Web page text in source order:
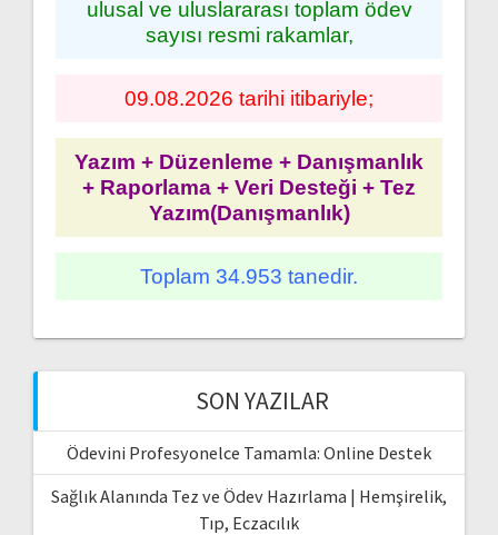
ulusal ve uluslararası toplam ödev
sayısı resmi rakamlar,
09.08.2026 tarihi itibariyle;
Yazım + Düzenleme + Danışmanlık
+ Raporlama + Veri Desteği + Tez
Yazım(Danışmanlık)
Toplam 34.953 tanedir.
SON YAZILAR
Ödevini Profesyonelce Tamamla: Online Destek
Sağlık Alanında Tez ve Ödev Hazırlama | Hemşirelik,
Tıp, Eczacılık